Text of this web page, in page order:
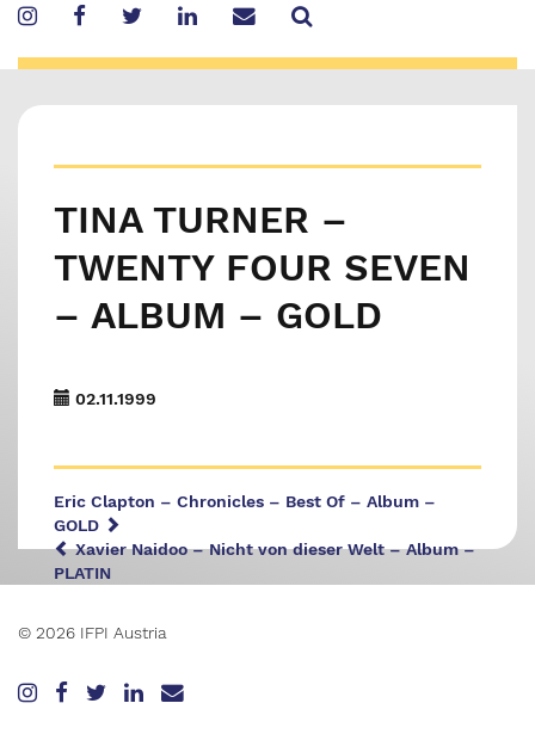
content
TINA TURNER –
TWENTY FOUR SEVEN
– ALBUM – GOLD
02.11.1999
Eric Clapton – Chronicles – Best Of – Album –
GOLD
Xavier Naidoo – Nicht von dieser Welt – Album –
PLATIN
© 2026 IFPI Austria